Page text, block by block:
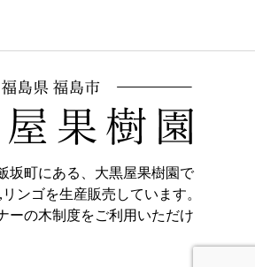
坂町にある、大黒屋果樹園で
ンゴを生産販売しています。
ーの木制度をご利用いただけ